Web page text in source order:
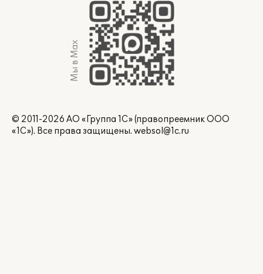
Мы в Max
© 2011-2026 АО «Группа 1С» (правопреемник ООО
«1С»). Все права защищены. websol@1c.ru